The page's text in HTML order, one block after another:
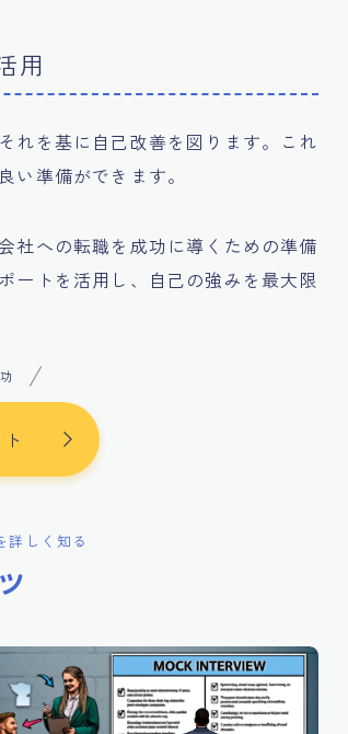
用
れを基に自己改善を図ります。これ
い準備ができます。
社への転職を成功に導くための準備
ートを活用し、自己の強みを最大限
詳しく知る